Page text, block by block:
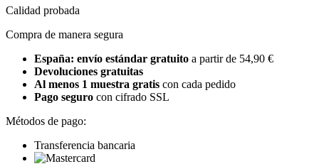
Calidad probada
Compra de manera segura
España: envío estándar gratuito a partir de 54,90 €
Devoluciones gratuitas
Al menos 1 muestra gratis con cada pedido
Pago seguro con cifrado SSL
Métodos de pago:
Transferencia bancaria